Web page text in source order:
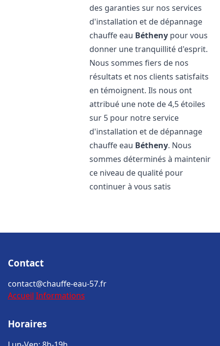
des garanties sur nos services
d'installation et de dépannage
chauffe eau Bétheny pour vous
donner une tranquillité d'esprit.
Nous sommes fiers de nos
résultats et nos clients satisfaits
en témoignent. Ils nous ont
attribué une note de 4,5 étoiles
sur 5 pour notre service
d'installation et de dépannage
chauffe eau Bétheny. Nous
sommes déterminés à maintenir
ce niveau de qualité pour
continuer à vous satis
Contact
contact@chauffe-eau-57.fr
Accueil Informations
Horaires